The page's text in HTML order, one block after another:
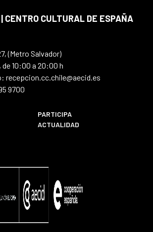
CENTRO CULTURAL DE ESPAÑA
(Metro Salvador)
de 10:00 a 20:00 h
recepcion.cc.chile@aecid.es
9700
PARTICIPA
ACTUALIDAD